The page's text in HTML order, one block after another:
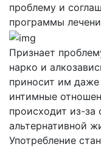
проблему и
программы
Признает
нарко и
приносит им
интимные
происходит из-за
альтернативной
Употребление